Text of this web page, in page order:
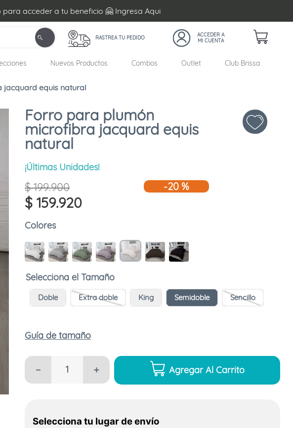
acceder a tu beneficio 🤗 Ingresa Aqui
RASTREA TU PEDIDO
Nuevos Productos Combos Outlet Club Brissa
equis natural
Forro para plumón
microfibra jacquard equis
natural
¡Últimas Unidades!
$ 199.900
$ 159.920
-20 %
Colores
Tamaño
Doble Extra doble King Semidoble Sencillo
Guía de tamaño
＋
－ Agregar Al Carrito
Selecciona tu lugar de envío